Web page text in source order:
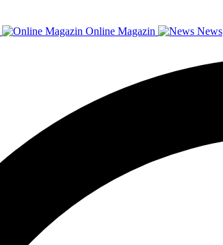
Online Magazin News